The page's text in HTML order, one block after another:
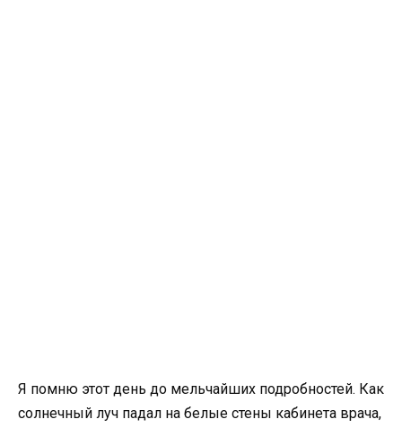
Я помню этот день до мельчайших подробностей. Как
солнечный луч падал на белые стены кабинета врача,